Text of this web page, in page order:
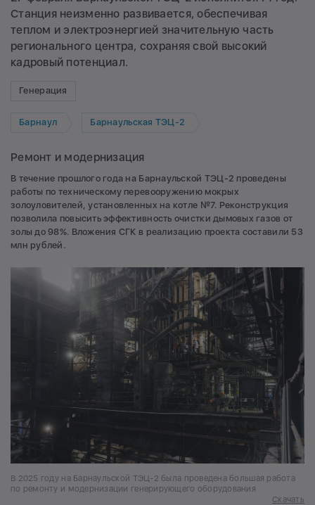
Станция неизменно развивается, обеспечивая
теплом и электроэнергией значительную часть
регионального центра, сохраняя свой высокий
кадровый потенциал.
Генерация
Барнаул Барнаульская ТЭЦ-2
Ремонт и модернизация
В течение прошлого года на Барнаульской ТЭЦ-2 проведены
работы по техническому перевооружению мокрых
золоуловителей, установленных на котле №7. Реконструкция
позволила повысить эффективность очистки дымовых газов от
золы до 98%. Вложения СГК в реализацию проекта составили 53
млн рублей.
В 2025 году на Барнаульской ТЭЦ-2 была проведена большая работа
по ремонту и модернизации генерирующего оборудования
Скачать